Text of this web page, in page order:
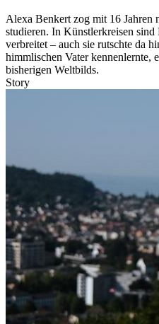
Alexa Benkert zog mit 16 Jahren
studieren. In Künstlerkreisen
verbreitet – auch sie rutschte da
himmlischen Vater kennenlernte,
bisherigen Weltbilds.
Story